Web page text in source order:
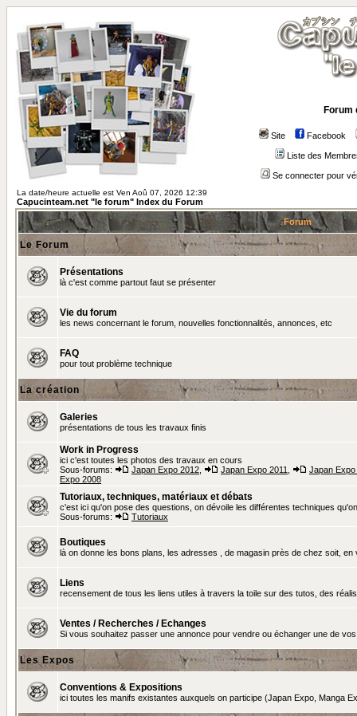
Forum
Site Facebook
Liste des
Se connecter pour
La date/heure actuelle est Ven Aoû 07, 2026 12:39
Capucinteam.net "le forum" Index du Forum
Forum
Le Forum
Présentations
là c'est comme partout faut se présenter
Vie du forum
les news concernant le forum, nouvelles fonctionnalités, annonces, etc
FAQ
pour tout problème technique
La création
Galeries
présentations de tous les travaux finis
Work in Progress
ici c'est toutes les photos des travaux en cours
Sous-forums:
Japan Expo 2012 Japan Expo 2011
Japan Expo
Expo 2008
Tutoriaux, techniques, matériaux et débats
c'est ici qu'on pose des questions, on dévoile les différentes techniques
Sous-forums:
Tutoriaux
Boutiques
là on donne les bons plans, les adresses , de magasin près de chez soit, en
Liens
recensement de tous les liens utiles à travers la toile sur des tutos, des
Ventes / Recherches / Echanges
Si vous souhaitez passer une annonce pour vendre ou échanger une de
Les Expos
Conventions & Expositions
ici toutes les manifs existantes auxquels on participe (Japan Expo, Manga